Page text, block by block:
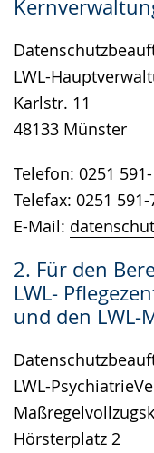
LWL-
Karlstr. 11
48133 Münster
Telefon: 0251
Telefax: 0251
E-Mail:
2. Für den
LWL-
und den LWL-
LWL-
Hörsterplatz 2
wird
angezeigt.